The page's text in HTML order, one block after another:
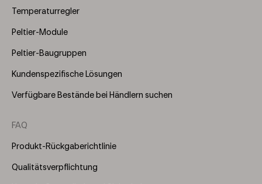
Temperaturregler
Peltier-Module
Peltier-Baugruppen
Kundenspezifische Lösungen
Verfügbare Bestände bei Händlern suchen
FAQ
Produkt-Rückgaberichtlinie
Qualitätsverpflichtung